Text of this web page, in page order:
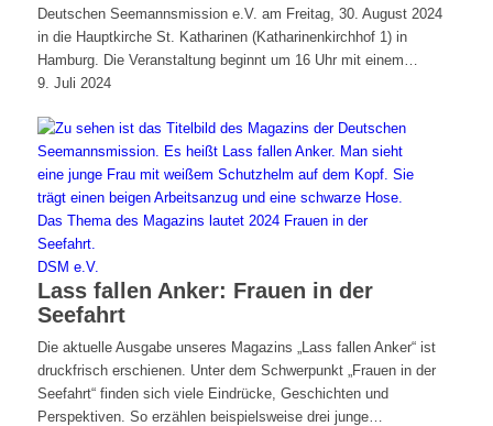
Deutschen Seemannsmission e.V. am Freitag, 30. August 2024
in die Hauptkirche St. Katharinen (Katharinenkirchhof 1) in
Hamburg. Die Veranstaltung beginnt um 16 Uhr mit einem…
9. Juli 2024
DSM e.V.
Lass fallen Anker: Frauen in der
Seefahrt
Die aktuelle Ausgabe unseres Magazins „Lass fallen Anker“ ist
druckfrisch erschienen. Unter dem Schwerpunkt „Frauen in der
Seefahrt“ finden sich viele Eindrücke, Geschichten und
Perspektiven. So erzählen beispielsweise drei junge…